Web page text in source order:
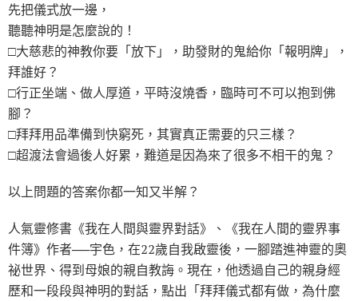
先把儀式放一邊，
聽聽神明是怎麼說的！
□大慈悲的神教你要「放下」，助發財的鬼給你「報明牌」，
拜誰好？
□行正坐端、做人厚道，平時沒燒香，臨時可不可以抱到佛
腳？
□拜拜用品準備到快窮死，其實真正需要的只三樣？
□超渡法會過後人好累，難道是因為來了很多不相干的鬼？
以上問題的答案你都一知又半解？
人氣靈修書《我在人間與靈界對話》、《我在人間的靈界事
件簿》作者──宇色，在22歲自我啟靈後，一腳踏進神靈的奧
祕世界、得到母娘的親自教誨。現在，他透過自己的親身經
歷和一段段與神明的對話，點出「拜拜儀式都有做，為什麼